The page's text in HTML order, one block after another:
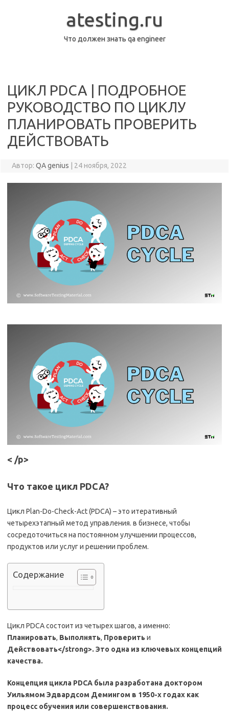
atesting.ru
Что должен знать qa engineer
ЦИКЛ PDCA | ПОДРОБНОЕ
РУКОВОДСТВО ПО ЦИКЛУ
ПЛАНИРОВАТЬ ПРОВЕРИТЬ
ДЕЙСТВОВАТЬ
Автор: QA genius 24 ноября, 2022
< /p>
Что такое цикл PDCA?
Цикл Plan-Do-Check-Act (PDCA) – это итеративный
четырехэтапный метод управления. в бизнесе, чтобы
сосредоточиться на постоянном улучшении процессов,
продуктов или услуг и решении проблем.
Содержание
Цикл PDCA состоит из четырех шагов, а именно:
Планировать, Выполнять, Проверить и
Действовать</strong>. Это одна из ключевых концепций
качества.
Концепция цикла PDCA была разработана доктором
Уильямом Эдвардсом Демингом в 1950-х годах как
процесс обучения или совершенствования.